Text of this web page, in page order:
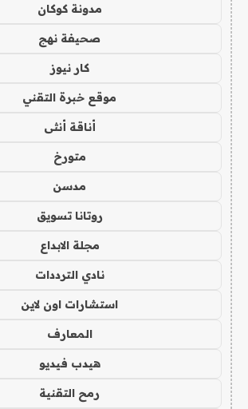
مدونة كوكان
صحيفة نهج
كار نيوز
موقع خبرة التقني
أناقة أنثى
متورخ
مدسن
روتانا تسويق
مجلة الابداع
نادي الترددات
استشارات اون لاين
المعارف
هيدب فيديو
رمح التقنية